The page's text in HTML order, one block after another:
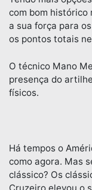
com bom histórico
a sua força para
os pontos totais
O técnico Mano
presença do
físicos.
Há tempos o
como agora. Mas
clássico? Os